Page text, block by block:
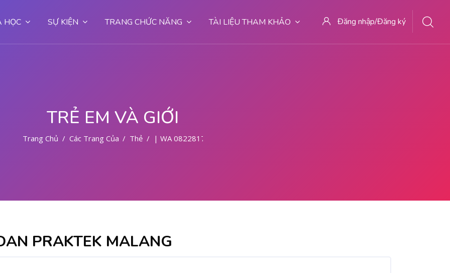
HỌC SỰ KIỆN TRANG CHỨC NĂNG TÀI LIỆU THAM KHẢO Đăng nhập/Đăng ký
TRẺ EM VÀ GIỚI
Trang Chủ Các Trang Của Hệ Thống
Thẻ | WA 082281779727BIDAN PRAKTEK MALANG
PRAKTEK MALANG